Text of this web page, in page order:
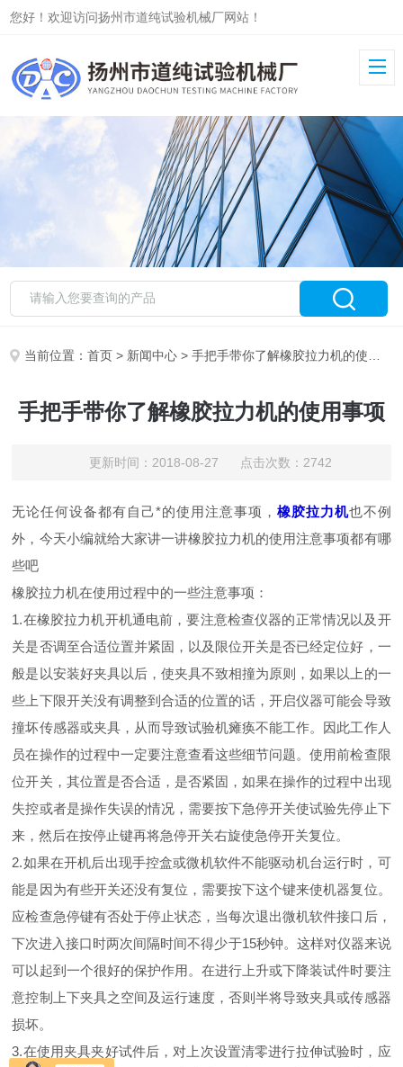
您好！欢迎访问扬州市道纯试验机械厂网站！
当前位置：首页 > 新闻中心 > 手把手带你了解橡胶拉力机的使用事项
手把手带你了解橡胶拉力机的使用事项
更新时间：2018-08-27 点击次数：2742
无论任何设备都有自己*的使用注意事项， 橡胶拉力机也不例
外，今天小编就给大家讲一讲橡胶拉力机的使用注意事项都有哪
些吧
橡胶拉力机在使用过程中的一些注意事项：
1.在橡胶拉力机开机通电前，要注意检查仪器的正常情况以及开
关是否调至合适位置并紧固，以及限位开关是否已经定位好，一
般是以安装好夹具以后，使夹具不致相撞为原则，如果以上的一
些上下限开关没有调整到合适的位置的话，开启仪器可能会导致
撞坏传感器或夹具，从而导致试验机瘫痪不能工作。因此工作人
员在操作的过程中一定要注意查看这些细节问题。使用前检查限
位开关，其位置是否合适，是否紧固，如果在操作的过程中出现
失控或者是操作失误的情况，需要按下急停开关使试验先停止下
来，然后在按停止键再将急停开关右旋使急停开关复位。
2.如果在开机后出现手控盒或微机软件不能驱动机台运行时，可
能是因为有些开关还没有复位，需要按下这个键来使机器复位。
应检查急停键有否处于停止状态，当每次退出微机软件接口后，
下次进入接口时两次间隔时间不得少于15秒钟。这样对仪器来说
可以起到一个很好的保护作用。在进行上升或下降装试件时要注
意控制上下夹具之空间及运行速度，否则半将导致夹具或传感器
损坏。
3.在使用夹具夹好试件后，对上次设置清零进行拉伸试验时，应